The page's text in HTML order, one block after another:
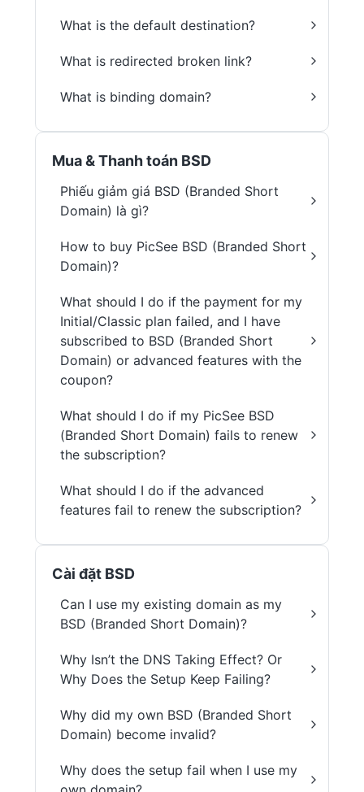
What is the default destination?
What is redirected broken link?
What is binding domain?
Mua & Thanh toán BSD
Phiếu giảm giá BSD (Branded Short
Domain) là gì?
How to buy PicSee BSD (Branded Short
Domain)?
What should I do if the payment for my
Initial/Classic plan failed, and I have
subscribed to BSD (Branded Short
Domain) or advanced features with the
coupon?
What should I do if my PicSee BSD
(Branded Short Domain) fails to renew
the subscription?
What should I do if the advanced
features fail to renew the subscription?
Cài đặt BSD
Can I use my existing domain as my
BSD (Branded Short Domain)?
Why Isn’t the DNS Taking Effect? Or
Why Does the Setup Keep Failing?
Why did my own BSD (Branded Short
Domain) become invalid?
Why does the setup fail when I use my